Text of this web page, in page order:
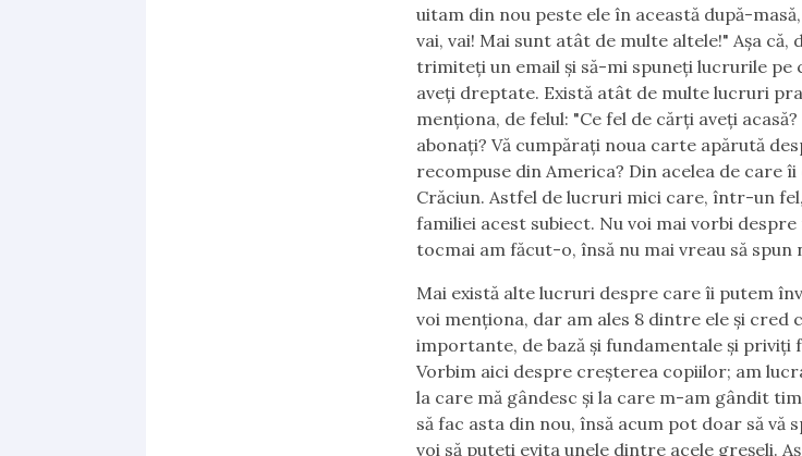
uitam din nou peste ele în această după-
vai, vai! Mai sunt atât de multe altele!" Așa că,
trimiteți un email și să-mi spuneți lucrurile pe
aveți dreptate. Există atât de multe lucruri
menționa, de felul: "Ce fel de cărți aveți
abonați? Vă cumpărați noua carte apărută
recompuse din America? Din acelea de care
Crăciun. Astfel de lucruri mici care, într-un
familiei acest subiect. Nu voi mai vorbi
tocmai am făcut-o, însă nu mai vreau să spun
Mai există alte lucruri despre care îi putem
voi menționa, dar am ales 8 dintre ele și cred
importante, de bază și fundamentale și priviți
Vorbim aici despre creșterea copiilor; am
la care mă gândesc și la care m-am gândit
să fac asta din nou, însă acum pot doar să vă
voi să puteți evita unele dintre acele greșeli.